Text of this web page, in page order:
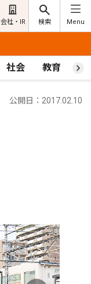
会社・IR 検索 Menu
社会 教育 ス
公開日：2017.02.10